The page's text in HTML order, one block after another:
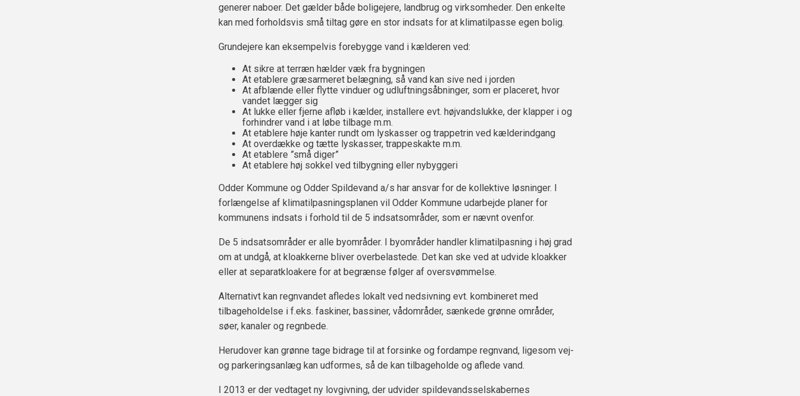
generer naboer. Det gælder både boligejere, landbrug og virksomheder. Den enkelte
kan med forholdsvis små tiltag gøre en stor indsats for at klimatilpasse egen bolig.
Grundejere kan eksempelvis forebygge vand i kælderen ved:
At sikre at terræn hælder væk fra bygningen
At etablere græsarmeret belægning, så vand kan sive ned i jorden
At afblænde eller flytte vinduer og udluftningsåbninger, som er placeret, hvor
vandet lægger sig
At lukke eller fjerne afløb i kælder, installere evt. højvandslukke, der klapper i og
forhindrer vand i at løbe tilbage m.m.
At etablere høje kanter rundt om lyskasser og trappetrin ved kælderindgang
At overdække og tætte lyskasser, trappeskakte m.m.
At etablere ”små diger”
At etablere høj sokkel ved tilbygning eller nybyggeri
Odder Kommune og Odder Spildevand a/s har ansvar for de kollektive løsninger. I
forlængelse af klimatilpasningsplanen vil Odder Kommune udarbejde planer for
kommunens indsats i forhold til de 5 indsatsområder, som er nævnt ovenfor.
De 5 indsatsområder er alle byområder. I byområder handler klimatilpasning i høj grad
om at undgå, at kloakkerne bliver overbelastede. Det kan ske ved at udvide kloakker
eller at separatkloakere for at begrænse følger af oversvømmelse.
Alternativt kan regnvandet afledes lokalt ved nedsivning evt. kombineret med
tilbageholdelse i f.eks. faskiner, bassiner, vådområder, sænkede grønne områder,
søer, kanaler og regnbede.
Herudover kan grønne tage bidrage til at forsinke og fordampe regnvand, ligesom vej-
og parkeringsanlæg kan udformes, så de kan tilbageholde og aflede vand.
I 2013 er der vedtaget ny lovgivning, der udvider spildevandsselskabernes